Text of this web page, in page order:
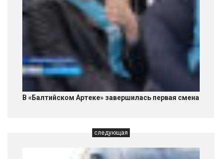
В «Балтийском Артеке» завершилась первая смена
следующая